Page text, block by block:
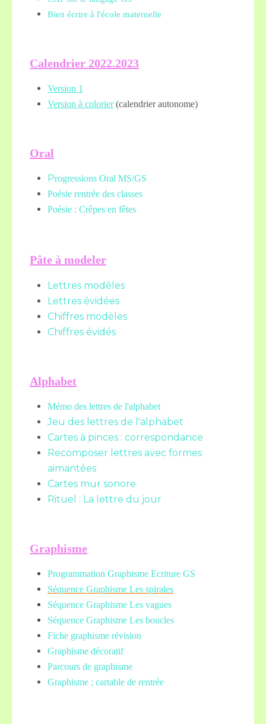
Bien écrire à l'école maternelle
Calendrier 2022.2023
Version 1
Version à colorier(calendrier autonome)
Oral
Progressions Oral MS/GS
Poésie rentrée des classes
Poésie : Crêpes en fêtes
Pâte à modeler
Lettres modèles
Lettres évidées
Chiffres modèles
Chiffres évidés
Alphabet
Mémo des lettres de l'alphabet
Jeu des lettres de l'alphabet
Cartes à pinces : correspondance
Recomposer lettres avec formes
aimantées
Cartes mur sonore
Rituel : La lettre du jour
Graphisme
Programmation Graphisme Ecriture GS
Séquence Graphisme Les spirales
Séquence Graphisme Les vagues
Séquence Graphisme Les boucles
Fiche graphisme révision
Graphisme décoratif
Parcours de graphisme
Graphisme ; cartable de rentrée